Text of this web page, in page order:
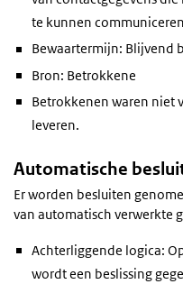
te kunnen
Bewaartermijn: Blijvend
Bron: Betrokkene
Betrokkenen waren niet
leveren.
Automatische
Er worden besluiten
van automatisch verwerkte
Achterliggende logica:
wordt een beslissing